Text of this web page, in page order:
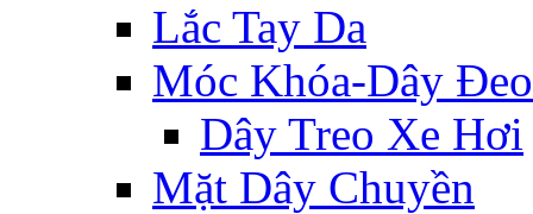
Lắc Tay Da
Móc Khóa-Dây Đeo
Dây Treo Xe Hơi
Mặt Dây Chuyền